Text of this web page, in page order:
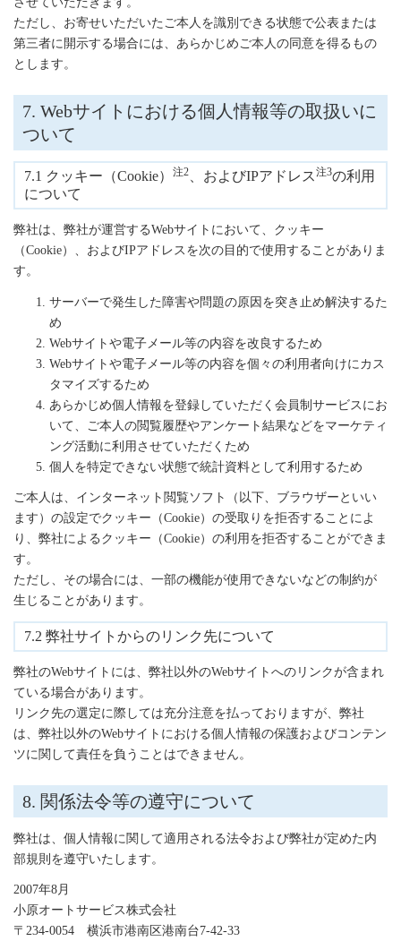
ただし、お寄せいただいたご本人を識別できる状態で公表または
第三者に開示する場合には、あらかじめご本人の同意を得るもの
とします。
7. Webサイトにおける個人情報等の取扱いに
ついて
7.1 クッキー（Cookie） 注2 、およびIPアドレス注3の利用
について
弊社は、弊社が運営するWebサイトにおいて、クッキー
（Cookie）、およびIPアドレスを次の目的で使用することがありま
す。
サーバーで発生した障害や問題の原因を突き止め解決するた
め
Webサイトや電子メール等の内容を改良するため
Webサイトや電子メール等の内容を個々の利用者向けにカス
タマイズするため
あらかじめ個人情報を登録していただく会員制サービスにお
いて、ご本人の閲覧履歴やアンケート結果などをマーケティ
ング活動に利用させていただくため
個人を特定できない状態で統計資料として利用するため
ご本人は、インターネット閲覧ソフト（以下、ブラウザーといい
ます）の設定でクッキー（Cookie）の受取りを拒否することによ
り、弊社によるクッキー（Cookie）の利用を拒否することができま
す。
ただし、その場合には、一部の機能が使用できないなどの制約が
生じることがあります。
7.2 弊社サイトからのリンク先について
弊社のWebサイトには、弊社以外のWebサイトへのリンクが含まれ
ている場合があります。
リンク先の選定に際しては充分注意を払っておりますが、弊社
は、弊社以外のWebサイトにおける個人情報の保護およびコンテン
ツに関して責任を負うことはできません。
8. 関係法令等の遵守について
弊社は、個人情報に関して適用される法令および弊社が定めた内
部規則を遵守いたします。
2007年8月
小原オートサービス株式会社
〒234-0054 横浜市港南区港南台7-42-33